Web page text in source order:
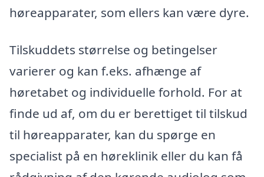
høreapparater, som ellers kan være dyre.
Tilskuddets størrelse og betingelser
varierer og kan f.eks. afhænge af
høretabet og individuelle forhold. For at
finde ud af, om du er berettiget til tilskud
til høreapparater, kan du spørge en
specialist på en høreklinik eller du kan få